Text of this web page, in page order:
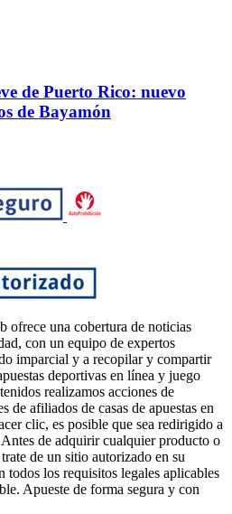
de Puerto Rico: nuevo
de Bayamón
ofrece una cobertura de noticias
con un equipo de expertos
imparcial y a recopilar y compartir
deportivas en línea y juego
realizamos acciones de
de afiliados de casas de apuestas en
clic, es posible que sea redirigido a
de adquirir cualquier producto o
de un sitio autorizado en su
los requisitos legales aplicables
Apueste de forma segura y con